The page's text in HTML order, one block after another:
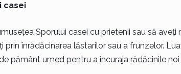
casei
Sporului casei cu prietenii sau să
înrădăcinarea lăstarilor sau a frunzelor.
pământ umed pentru a încuraja rădăcinile